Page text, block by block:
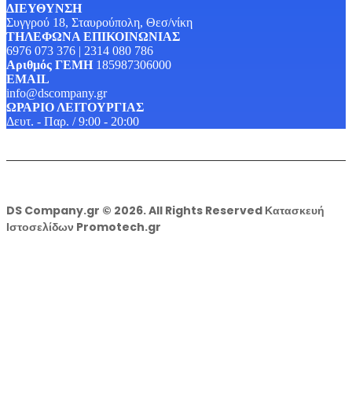
ΔΙΕΥΘΥΝΣΗ
Συγγρού 18, Σταυρούπολη, Θεσ/νίκη
ΤΗΛΕΦΩΝΑ ΕΠΙΚΟΙΝΩΝΙΑΣ
6976 073 376 | 2314 080 786
Αριθμός ΓΕΜΗ 185987306000
EMAIL
info@dscompany.gr
ΩΡΑΡΙΟ ΛΕΙΤΟΥΡΓΙΑΣ
Δευτ. - Παρ. / 9:00 - 20:00
DS Company.gr © 2026. All Rights Reserved Κατασκευή
Ιστοσελίδων Promotech.gr